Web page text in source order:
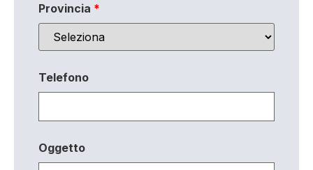
Provincia *
Telefono
Oggetto